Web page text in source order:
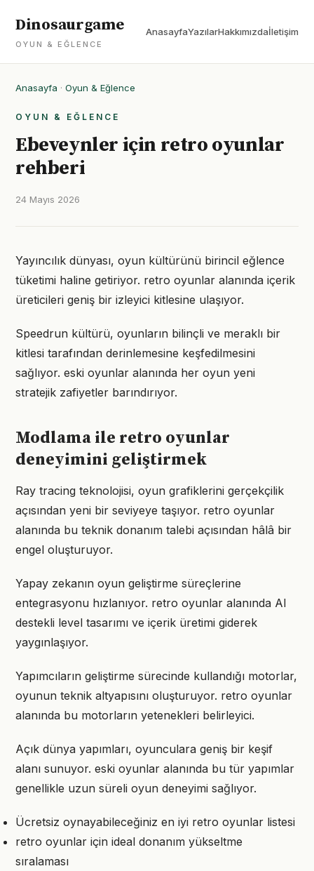
Dinosaurgame
OYUN & EĞLENCE
AnasayfaYazılarHakkımızdaİletişim
Anasayfa · Oyun & Eğlence
OYUN & EĞLENCE
Ebeveynler için retro oyunlar
rehberi
24 Mayıs 2026
Yayıncılık dünyası, oyun kültürünü birincil eğlence
tüketimi haline getiriyor. retro oyunlar alanında içerik
üreticileri geniş bir izleyici kitlesine ulaşıyor.
Speedrun kültürü, oyunların bilinçli ve meraklı bir
kitlesi tarafından derinlemesine keşfedilmesini
sağlıyor. eski oyunlar alanında her oyun yeni
stratejik zafiyetler barındırıyor.
Modlama ile retro oyunlar
deneyimini geliştirmek
Ray tracing teknolojisi, oyun grafiklerini gerçekçilik
açısından yeni bir seviyeye taşıyor. retro oyunlar
alanında bu teknik donanım talebi açısından hâlâ bir
engel oluşturuyor.
Yapay zekanın oyun geliştirme süreçlerine
entegrasyonu hızlanıyor. retro oyunlar alanında AI
destekli level tasarımı ve içerik üretimi giderek
yaygınlaşıyor.
Yapımcıların geliştirme sürecinde kullandığı motorlar,
oyunun teknik altyapısını oluşturuyor. retro oyunlar
alanında bu motorların yetenekleri belirleyici.
Açık dünya yapımları, oyunculara geniş bir keşif
alanı sunuyor. eski oyunlar alanında bu tür yapımlar
genellikle uzun süreli oyun deneyimi sağlıyor.
Ücretsiz oynayabileceğiniz en iyi retro oyunlar listesi
retro oyunlar için ideal donanım yükseltme
sıralaması